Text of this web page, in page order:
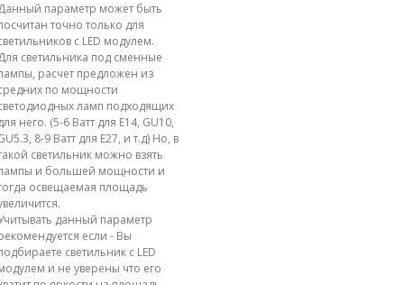
параметр может быть
точно только для
с LED модулем.
светильника под сменные
расчет предложен из
по мощности
ламп подходящих
него. (5-6 Ватт для E14, GU10,
8-9 Ватт для E27, и т.д) Но, в
светильник можно взять
и большей мощности и
освещаемая площадь
данный параметр
если - Вы
светильник с LED
и не уверены что его